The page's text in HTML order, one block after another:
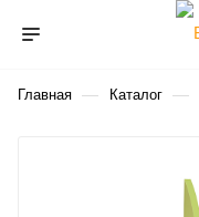
Главная — Каталог —